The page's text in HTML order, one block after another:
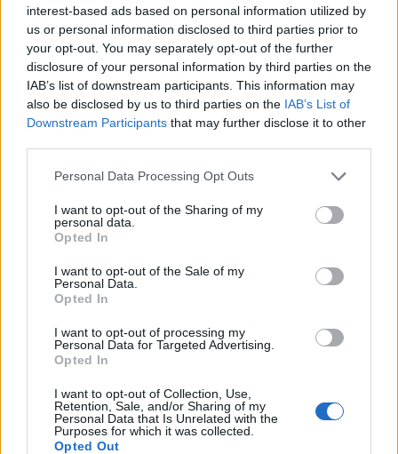
interest-based ads based on personal information utilized by
us or personal information disclosed to third parties prior to
your opt-out. You may separately opt-out of the further
disclosure of your personal information by third parties on the
IAB’s list of downstream participants. This information may
also be disclosed by us to third parties on the IAB’s List of
Downstream Participants that may further disclose it to other
Please note that this website/app uses one or more Google
not limited to your visit or usage behaviour. You may click to
grant or deny consent to Google and its third-party tags to
use your data for below specified purposes in below Google
consent section.
Personal Data Processing Opt Outs
I want to opt-out of the Sharing of my
personal data.
Opted In
I want to opt-out of the Sale of my
Personal Data.
Opted In
I want to opt-out of processing my
Personal Data for Targeted Advertising.
Opted In
I want to opt-out of Collection, Use,
Retention, Sale, and/or Sharing of my
Personal Data that Is Unrelated with the
Purposes for which it was collected.
Opted Out